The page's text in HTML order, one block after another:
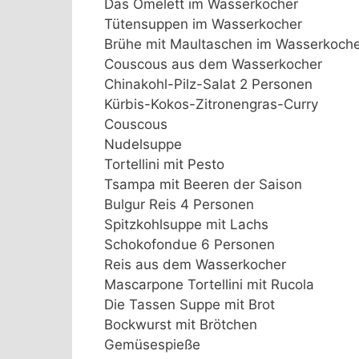
Das Omelett im Wasserkocher
Tütensuppen im Wasserkocher
Brühe mit Maultaschen im
Couscous aus dem Wasserkocher
Chinakohl-Pilz-Salat 2 Personen
Kürbis-Kokos-Zitronengras-Curry
Couscous
Nudelsuppe
Tortellini mit Pesto
Tsampa mit Beeren der Saison
Bulgur Reis 4 Personen
Spitzkohlsuppe mit Lachs
Schokofondue 6 Personen
Reis aus dem Wasserkocher
Mascarpone Tortellini mit Rucola
Die Tassen Suppe mit Brot
Bockwurst mit Brötchen
Gemüsespieße